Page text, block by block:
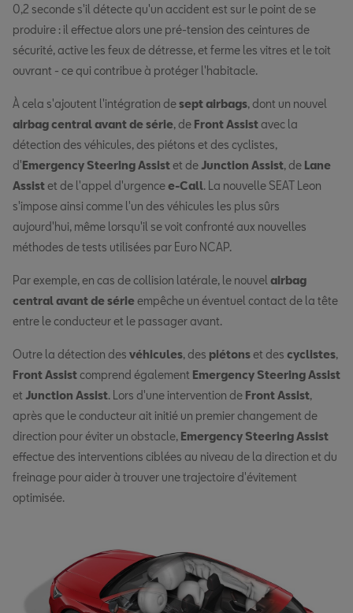
0,2 seconde s'il détecte qu'un accident est sur le point de se
produire : il effectue alors une pré-tension des ceintures de
sécurité, active les feux de détresse, et ferme les vitres et le toit
ouvrant - ce qui contribue à protéger l'habitacle.
À cela s'ajoutent l'intégration desept airbags, dont un nouvel
airbag central avant de série, de Front Assistavec la
détection des véhicules, des piétons et des cyclistes,
d'Emergency Steering Assistet de Junction Assist, de Lane
Assistet de l'appel d'urgencee-Call. La nouvelle SEAT Leon
s'impose ainsi comme l'un des véhicules les plus sûrs
aujourd'hui, même lorsqu'il se voit confronté aux nouvelles
méthodes de tests utilisées par Euro NCAP.
Par exemple, en cas de collision latérale, le nouvelairbag
central avant de sérieempêche un éventuel contact de la tête
entre le conducteur et le passager avant.
Outre la détection des véhicules, des piétonset des cyclistes,
Front Assistcomprend également Emergency Steering Assist
et Junction Assist. Lors d'une intervention de Front Assist,
après que le conducteur ait initié un premier changement de
direction pour éviter un obstacle, Emergency Steering Assist
effectue des interventions ciblées au niveau de la direction et du
freinage pour aider à trouver une trajectoire d'évitement
optimisée.